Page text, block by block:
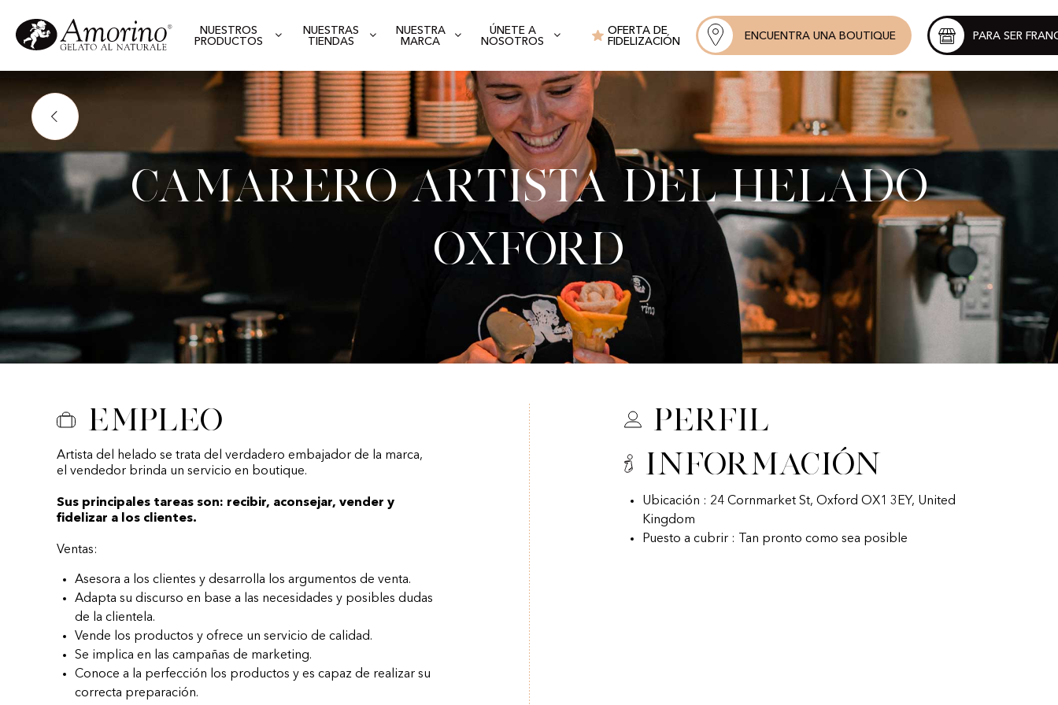
NUESTROS
PRODUCTOS
NUESTRAS
TIENDAS
NUESTRA
MARCA
ÚNETE A
NOSOTROS
OFERTA DE
FIDELIZACIÓN
ENCUENTRA UNA BOUTIQUE PARA SER
Camarero artista del helado
Oxford
Empleo
Artista del helado se trata del verdadero embajador de la marca,
el vendedor brinda un servicio en boutique.
Sus principales tareas son: recibir, aconsejar, vender y
fidelizar a los clientes.
Ventas:
Asesora a los clientes y desarrolla los argumentos de venta.
Adapta su discurso en base a las necesidades y posibles dudas
de la clientela.
Vende los productos y ofrece un servicio de calidad.
Se implica en las campañas de marketing.
Conoce a la perfección los productos y es capaz de realizar su
correcta preparación.
Perfil
Información
Ubicación : 24 Cornmarket St, Oxford OX1 3EY, United
Kingdom
Puesto a cubrir : Tan pronto como sea posible